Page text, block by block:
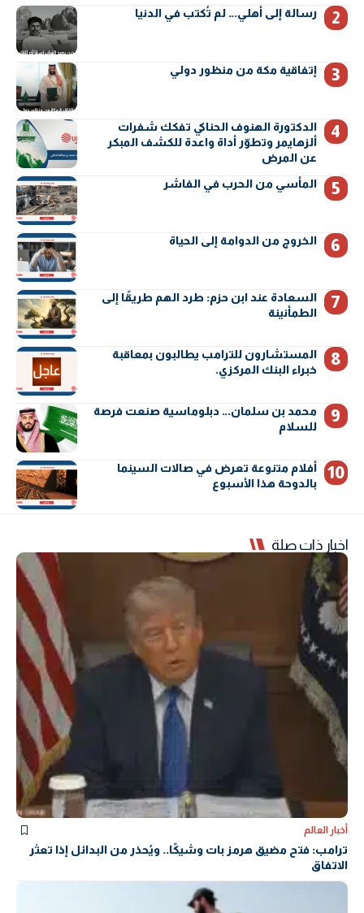
رسالة إلى أهلي… لم تُكتب في الدنيا
إتفاقية مكة من منظور دولي
الدكتورة الهنوف الحناكي تفكك شفرات
ألزهايمر وتطوّر أداة واعدة للكشف المبكر
عن المرض
المأسي من الحرب في الفاشر
الخروج من الدوامة إلى الحياة
السعادة عند ابن حزم: طرد الهم طريقًا إلى
الطمأنينة
المستشارون للترامب يطالبون بمعاقبة
خبراء البنك المركزي.
محمد بن سلمان… دبلوماسية صنعت فرصة
للسلام
أفلام متنوعة تعرض في صالات السينما
بالدوحة هذا الأسبوع
اخبار ذات صلة
أخبار العالم
ترامب: فتح مضيق هرمز بات وشيكًا.. ويُحذر من البدائل إذا تعثر
الاتفاق